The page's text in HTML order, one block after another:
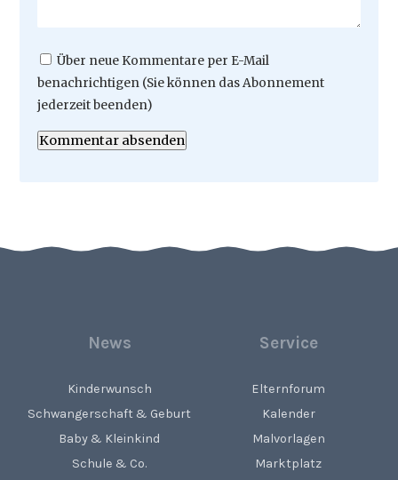
Über neue Kommentare per E-Mail
benachrichtigen (Sie können das Abonnement
jederzeit beenden)
Kommentar absenden
News
Kinderwunsch
Schwangerschaft & Geburt
Baby & Kleinkind
Schule & Co.
Service
Elternforum
Kalender
Malvorlagen
Marktplatz